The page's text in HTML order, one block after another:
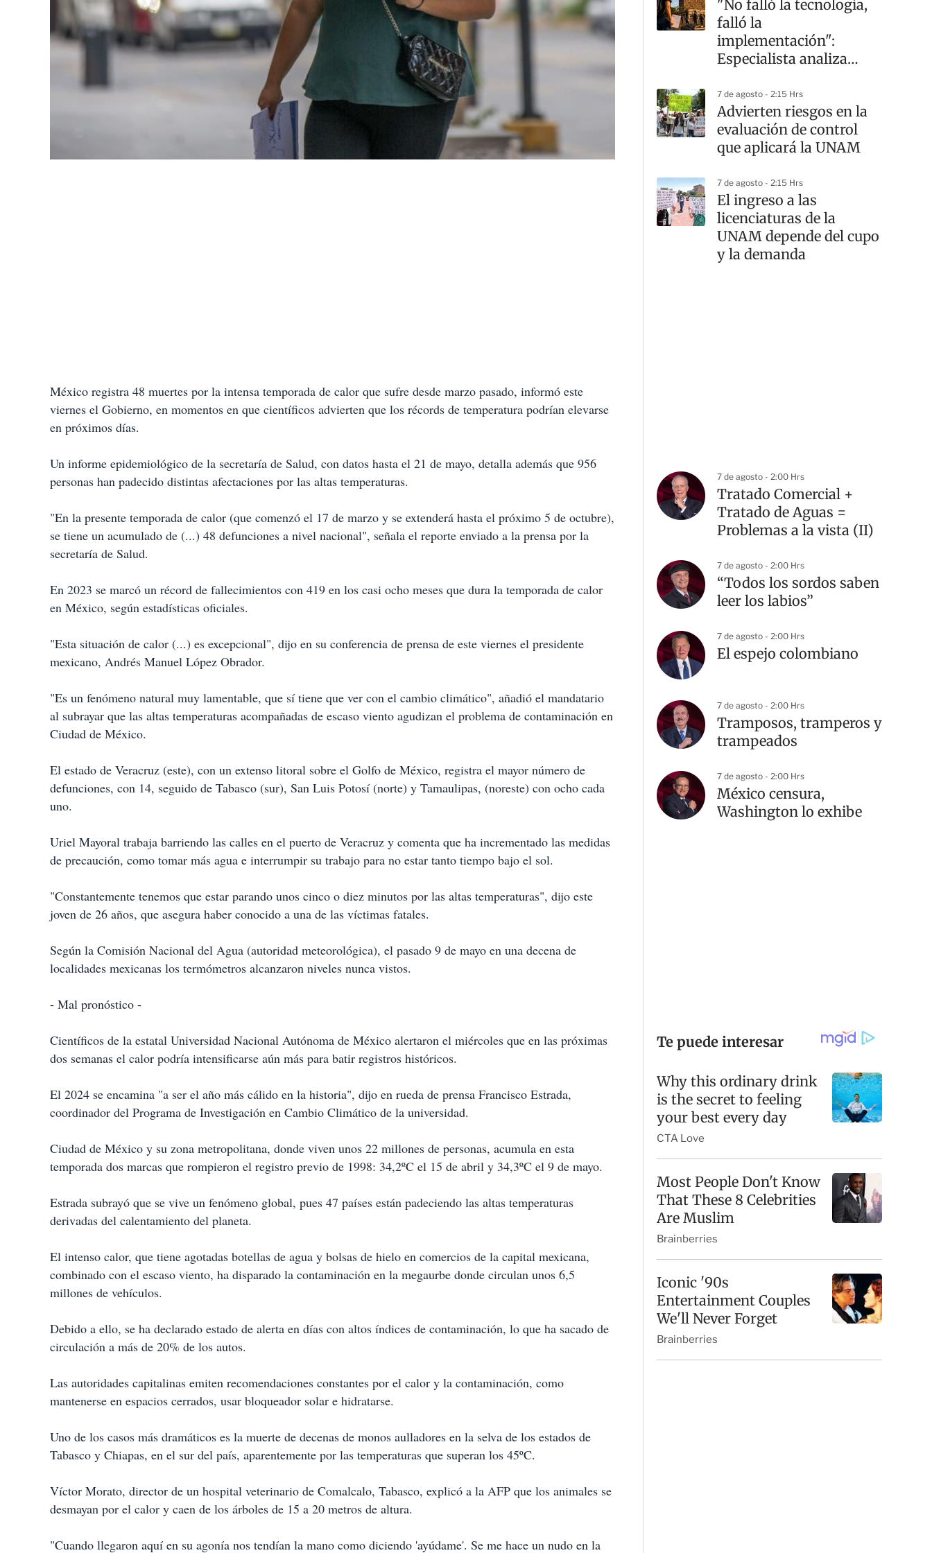
México registra 48 muertes por la intensa temporada de calor que sufre desde marzo pasado, informó este
viernes el Gobierno, en momentos en que científicos advierten que los récords de temperatura podrían elevarse
en próximos días.
Un informe epidemiológico de la secretaría de Salud, con datos hasta el 21 de mayo, detalla además que 956
personas han padecido distintas afectaciones por las altas temperaturas.
"En la presente temporada de calor (que comenzó el 17 de marzo y se extenderá hasta el próximo 5 de octubre),
se tiene un acumulado de (...) 48 defunciones a nivel nacional", señala el reporte enviado a la prensa por la
secretaría de Salud.
En 2023 se marcó un récord de fallecimientos con 419 en los casi ocho meses que dura la temporada de calor
en México, según estadísticas oficiales.
"Esta situación de calor (...) es excepcional", dijo en su conferencia de prensa de este viernes el presidente
mexicano, Andrés Manuel López Obrador.
"Es un fenómeno natural muy lamentable, que sí tiene que ver con el cambio climático", añadió el mandatario
al subrayar que las altas temperaturas acompañadas de escaso viento agudizan el problema de contaminación en
Ciudad de México.
El estado de Veracruz (este), con un extenso litoral sobre el Golfo de México, registra el mayor número de
defunciones, con 14, seguido de Tabasco (sur), San Luis Potosí (norte) y Tamaulipas, (noreste) con ocho cada
uno.
Uriel Mayoral trabaja barriendo las calles en el puerto de Veracruz y comenta que ha incrementado las medidas
de precaución, como tomar más agua e interrumpir su trabajo para no estar tanto tiempo bajo el sol.
"Constantemente tenemos que estar parando unos cinco o diez minutos por las altas temperaturas", dijo este
joven de 26 años, que asegura haber conocido a una de las víctimas fatales.
Según la Comisión Nacional del Agua (autoridad meteorológica), el pasado 9 de mayo en una decena de
localidades mexicanas los termómetros alcanzaron niveles nunca vistos.
- Mal pronóstico -
Científicos de la estatal Universidad Nacional Autónoma de México alertaron el miércoles que en las próximas
dos semanas el calor podría intensificarse aún más para batir registros históricos.
El 2024 se encamina "a ser el año más cálido en la historia", dijo en rueda de prensa Francisco Estrada,
coordinador del Programa de Investigación en Cambio Climático de la universidad.
Ciudad de México y su zona metropolitana, donde viven unos 22 millones de personas, acumula en esta
temporada dos marcas que rompieron el registro previo de 1998: 34,2ºC el 15 de abril y 34,3ºC el 9 de mayo.
Estrada subrayó que se vive un fenómeno global, pues 47 países están padeciendo las altas temperaturas
derivadas del calentamiento del planeta.
El intenso calor, que tiene agotadas botellas de agua y bolsas de hielo en comercios de la capital mexicana,
combinado con el escaso viento, ha disparado la contaminación en la megaurbe donde circulan unos 6,5
millones de vehículos.
Debido a ello, se ha declarado estado de alerta en días con altos índices de contaminación, lo que ha sacado de
circulación a más de 20% de los autos.
Las autoridades capitalinas emiten recomendaciones constantes por el calor y la contaminación, como
mantenerse en espacios cerrados, usar bloqueador solar e hidratarse.
Uno de los casos más dramáticos es la muerte de decenas de monos aulladores en la selva de los estados de
Tabasco y Chiapas, en el sur del país, aparentemente por las temperaturas que superan los 45ºC.
Víctor Morato, director de un hospital veterinario de Comalcalo, Tabasco, explicó a la AFP que los animales se
desmayan por el calor y caen de los árboles de 15 a 20 metros de altura.
"Cuando llegaron aquí en su agonía nos tendían la mano como diciendo 'ayúdame'. Se me hace un nudo en la
"No falló la tecnología,
falló la
implementación":
Especialista analiza
7 de agosto - 2:15 Hrs
Advierten riesgos en la
evaluación de control
que aplicará la UNAM
7 de agosto - 2:15 Hrs
El ingreso a las
licenciaturas de la
UNAM depende del cupo
y la demanda
7 de agosto - 2:00 Hrs
Tratado Comercial +
Tratado de Aguas =
Problemas a la vista (II)
7 de agosto - 2:00 Hrs
“Todos los sordos saben
leer los labios”
7 de agosto - 2:00 Hrs
El espejo colombiano
7 de agosto - 2:00 Hrs
Tramposos, tramperos y
trampeados
7 de agosto - 2:00 Hrs
México censura,
Washington lo exhibe